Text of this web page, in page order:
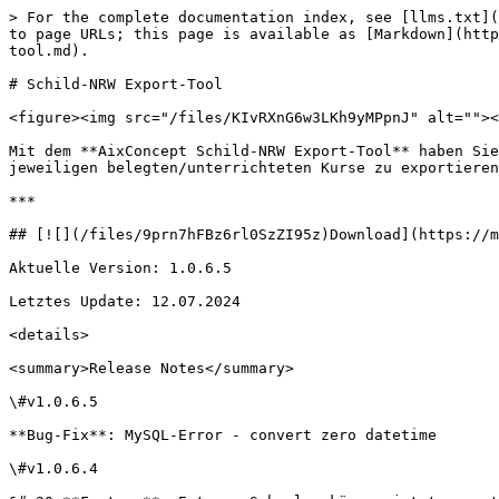
> For the complete documentation index, see [llms.txt](https://docs.mnspro.cloud/llms.txt). Markdown versions of documentation pages are available by appending `.md` to page URLs; this page is available as [Markdown](https://docs.mnspro.cloud/faq-frequently-asked-questions/schulverwaltungssystem/schild-nrw/schild-nrw-export-tool.md).

# Schild-NRW Export-Tool

<figure><img src="/files/KIvRXnG6w3LKh9yMPpnJ" alt=""><figcaption></figcaption></figure>

Mit dem **AixConcept Schild-NRW Export-Tool** haben Sie die Möglichkeit, mit wenigen Klicks den Nutzerdatenstamm der Schüler\*Innen sowie Lehrer\*Innen inklusive der jeweiligen belegten/unterrichteten Kurse zu exportieren. Die so exportierten Datensätze können im Anschluss direkt für den Benutzerimport in MNSpro genutzt werden.

***

## [![](/files/9prn7hFBz6rl0SzZI95z)Download](https://mnsprocloud.blob.core.windows.net/download/AixConceptSchildNRWExporter-v1065.zip)

Aktuelle Version: 1.0.6.5

Letztes Update: 12.07.2024

<details>

<summary>Release Notes</summary>

\#v1.0.6.5

**Bug-Fix**: MySQL-Error - convert zero datetime

\#v1.0.6.4

&#x20;**Feature**: Externe Schueler können jetzt exportiert werden

&#x20;**Feature**: Gesetzte Einstellungen werden jetzt gespeichert.

\#v1.0.6.3

&#x20;**Bug-Fix**: Es kann keine Verbindung zu SQL und MySQL aufgebaut werden.

\#v1.0.6.1

&#x20; **Feature**: Export Lehrer ohne Kurse

</details>

<details>

<summary>Installationsanweisung</summary>

1. Laden Sie sich die neuste Version herunter
2. Entpacken Sie die ZIP-Datei.
3. Starten Sie die Datei AixConceptSchildNRWExporter.exe

</details>

***

### Datenbankverbindung herstellen <a href="#datenbankverbindung-herstellen" id="datenbankverbindung-herstellen"></a>

{% hint style="warning" %}
Sollten Sie beim starten des Tool folgende Meldung angezeigt bekommen, liegt es daran, dass diese aus dem Netz heruntergeladen wurden. Bitte Drücken Sie hier auf "Weitere Informationen" und auf "Trotzdem ausführen".

&#x20;<img src="/files/oWgxIxW2GddJgayG38yX" alt="" data-size="original">
{% endhint %}

Starten Sie das Tool ***AixConceptSchildNRWExporter.exe*** und wählen Sie im ersten Schritt die bei Ihnen eingesetzte Verbindungsart zur Datenbank von Schild-NRW.&#x20;

Sie können hier zwischen folgenden DB-System auswählen:&#x20;

1. [MS Access](#microsoft-access)
2. [MSSQL bzw. MySQL](#mysql-bzw.-ms-sql)

Die Verbindung zur Datenbank wird dabei je nach Datenbanktyp unterschiedlich hergestellt:

## Microsoft Access

Standardmäßig werden bei MS-Access-basierten Datenbanken die zugehörigen .mdb-Dateien unter folgendem Installationspfad angelegt:

*C:\SchILD-NRW\DB*

{% hint style="info" %}
Der Installationspfad von Schild-NRW kann vom Standard jedoch auch abweichen.&#x20;
{% endhint %}

Die Datenbankdateien erkennen Sie stets an der .mdb-Endung. Wählen Sie also als Verbindungsart „MS Access (.mdb)“ (1) und im Anschluss die gewünschte Datenbankdatei (2) aus:

<img src="https://1593261854-files.gitbook.io/~/files/v0/b/gitbook-x-prod.appspot.com/o/spaces%2FBx59BcUvfhg6xE6Z30fA%2Fuploads%2FCxovtbcsY3kDeGsn2m9E%2Fimage.png?alt=media&#x26;token=509f0d84-4d43-4d97-8646-d56182f8eac5" alt="" width="100%">

{% hint style="info" %}
Für die Verwendung von